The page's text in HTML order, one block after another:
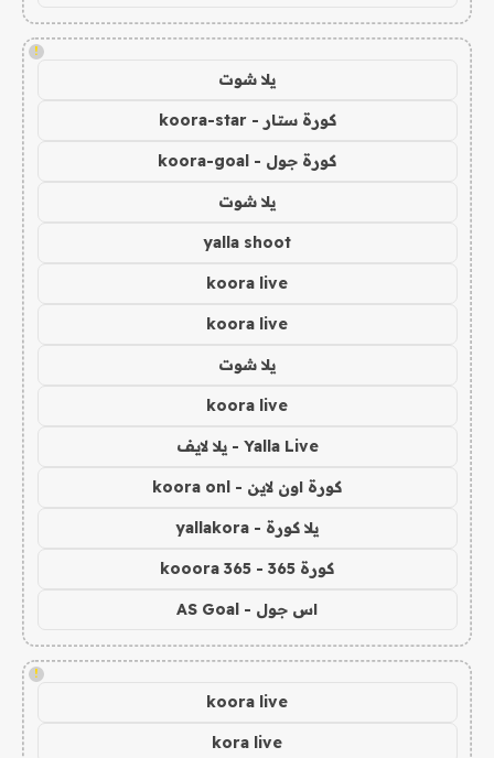
!
يلا شوت
كورة ستار - koora-star
كورة جول - koora-goal
يلا شوت
yalla shoot
koora live
koora live
يلا شوت
koora live
Yalla Live - يلا لايف
كورة اون لاين - koora onl
يلا كورة - yallakora
كورة 365 - kooora 365
اس جول - AS Goal
!
koora live
kora live